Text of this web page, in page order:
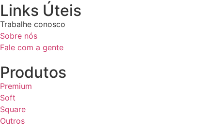
Links Úteis
Trabalhe conosco
Sobre nós
Fale com a gente
Produtos
Premium
Soft
Square
Outros